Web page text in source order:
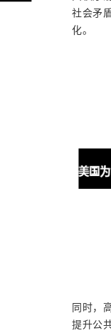
社会矛
化。
同时，
提升公